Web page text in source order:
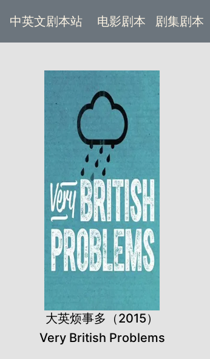
中英文剧本站 电影剧本 (current)
剧集剧本
大英烦事多（2015）
Very British Problems